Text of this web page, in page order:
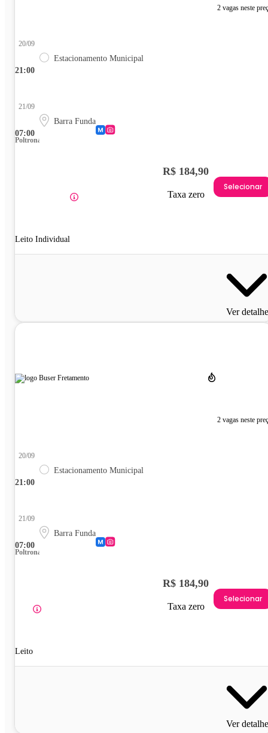
2 vagas neste
21:00
20/09
Estacionamento Municipal
07:00
21/09
Barra Funda
Poltrona
Leito Individual
R$ 184,90
Taxa zero
Selecionar
Ver
2 vagas neste
21:00
20/09
Estacionamento Municipal
07:00
21/09
Barra Funda
Poltrona
Leito
R$ 184,90
Taxa zero
Selecionar
Ver